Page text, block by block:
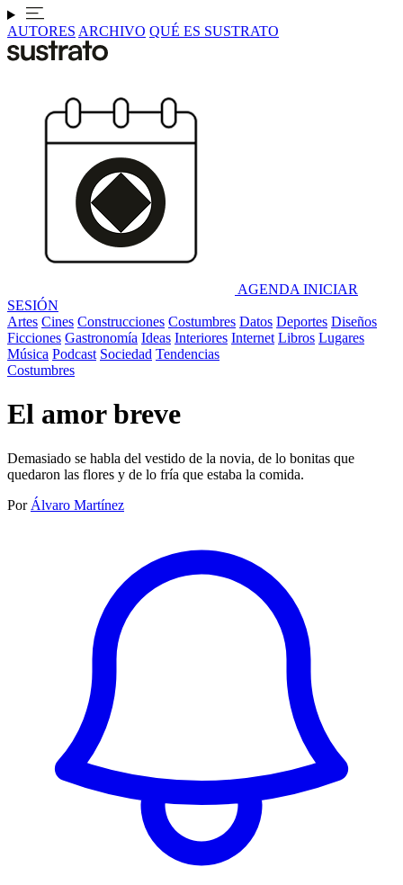
AUTORES ARCHIVO QUÉ ES SUSTRATO
AGENDA INICIAR
SESIÓN
Artes Cines Construcciones Costumbres Datos Deportes Diseños
Ficciones Gastronomía Ideas Interiores Internet Libros Lugares
Música Podcast Sociedad Tendencias
Costumbres
El amor breve
Demasiado se habla del vestido de la novia, de lo bonitas que
quedaron las flores y de lo fría que estaba la comida.
Por Álvaro Martínez